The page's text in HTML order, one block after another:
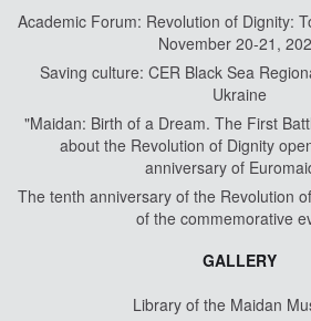
Academic Forum: Revolution of Dignity:
November 20-21,
Saving culture: CER Black Sea
Ukraine
"Maidan: Birth of a Dream. The First
about the Revolution of Dignity
anniversary of
The tenth anniversary of the Revolution
of the commemorative
GALLERY
Library of the Maidan